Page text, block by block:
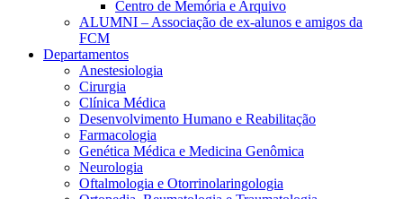
Centro de Memória e Arquivo
ALUMNI – Associação de ex-alunos e amigos da
FCM
Departamentos
Anestesiologia
Cirurgia
Clínica Médica
Desenvolvimento Humano e Reabilitação
Farmacologia
Genética Médica e Medicina Genômica
Neurologia
Oftalmologia e Otorrinolaringologia